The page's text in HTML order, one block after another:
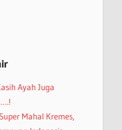
Ayah Juga
Mahal Kremes,